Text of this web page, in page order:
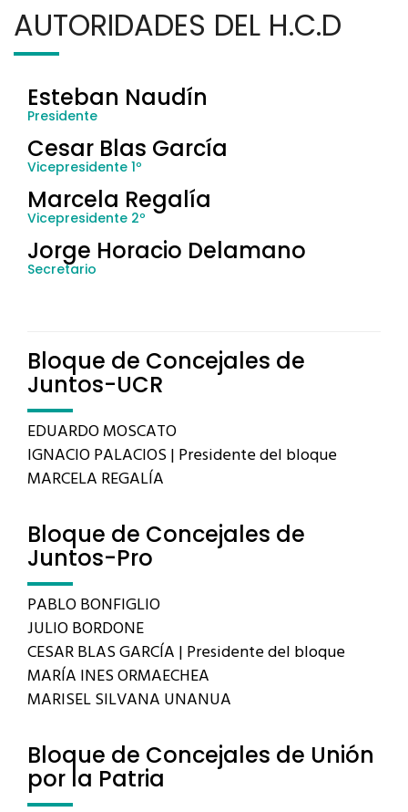
AUTORIDADES DEL H.C.D
Esteban Naudín
Presidente
Cesar Blas García
Vicepresidente 1º
Marcela Regalía
Vicepresidente 2º
Jorge Horacio Delamano
Secretario
Bloque de Concejales de
Juntos-UCR
EDUARDO MOSCATO
IGNACIO PALACIOS | Presidente del bloque
MARCELA REGALÍA
Bloque de Concejales de
Juntos-Pro
PABLO BONFIGLIO
JULIO BORDONE
CESAR BLAS GARCÍA | Presidente del bloque
MARÍA INES ORMAECHEA
MARISEL SILVANA UNANUA
Bloque de Concejales de Unión
por la Patria